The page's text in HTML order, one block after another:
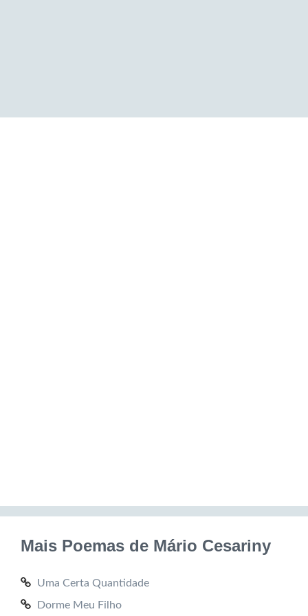
Mais Poemas de Mário Cesariny
Uma Certa Quantidade
Dorme Meu Filho